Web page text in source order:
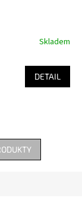
Skladem
DETAIL